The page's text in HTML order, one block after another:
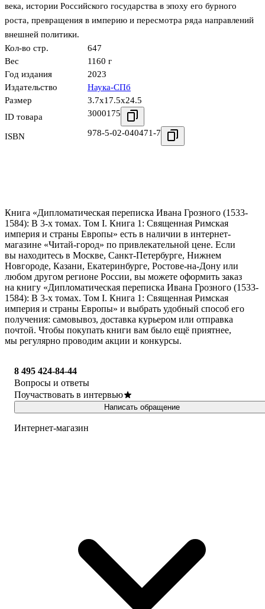
века, истории Российского государства в эпоху его бурного
роста, превращения в империю и пересмотра ряда направлений
внешней политики.
Кол-во стр.
647
Вес
1160 г
Год издания
2023
Издательство
Наука-СПб
Размер
3.7x17.5x24.5
ID товара
3000175
ISBN 978-5-02-040471-7
Книга «Дипломатическая переписка Ивана Грозного (1533-
1584): В 3-х томах. Том I. Книга 1: Священная Римская
империя и страны Европы» есть в наличии в интернет-
магазине «Читай-город» по привлекательной цене. Если
вы находитесь в Москве, Санкт-Петербурге, Нижнем
Новгороде, Казани, Екатеринбурге, Ростове-на-Дону или
любом другом регионе России, вы можете оформить заказ
на книгу «Дипломатическая переписка Ивана Грозного (1533-
1584): В 3-х томах. Том I. Книга 1: Священная Римская
империя и страны Европы» и выбрать удобный способ его
получения: самовывоз, доставка курьером или отправка
почтой. Чтобы покупать книги вам было ещё приятнее,
мы регулярно проводим акции и конкурсы.
8 495 424-84-44
Вопросы и ответы
Поучаствовать в интервью
Написать обращение
Интернет-магазин